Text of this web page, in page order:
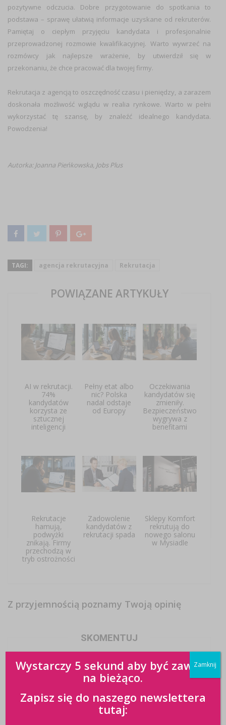
pozytywne odczucia. Dobre przygotowanie do spotkania to
podstawa – sprawę ułatwią informacje uzyskane od rekruterów.
Pamiętaj o ciepłym przyjęciu kandydata i profesjonalnie
przeprowadzonej rozmowie kwalifikacyjnej. Warto wywrzeć na
rozmówcy jak najlepsze wrażenie, by utwierdził się w
przekonaniu, że chce pracować dla twojej firmy.
Rekrutacja z agencją to oszczędność czasu i pieniędzy, a zarazem
doskonała możliwość wglądu w realia rynkowe. Warto w pełni
wykorzystać tę szansę, by znaleźć idealnego kandydata.
Powodzenia!
Autorka: Joanna Pieńkowska, Jobs Plus
TAGI: agencja rekrutacyjna Rekrutacja
POWIĄZANE ARTYKUŁY
AI w rekrutacji.
74%
kandydatów
korzysta ze
sztucznej
inteligencji
Pełny etat albo
nic? Polska
nadal odstaje
od Europy
Oczekiwania
kandydatów się
zmieniły.
Bezpieczeństwo
wygrywa z
benefitami
Rekrutacje
hamują,
podwyżki
znikają. Firmy
przechodzą w
tryb ostrożności
Zadowolenie
kandydatów z
rekrutacji spada
Sklepy Komfort
rekrutują do
nowego salonu
w Mysiadle
Z przyjemnością poznamy Twoją opinię
SKOMENTUJ
Wystarczy 5 sekund aby być zawsze
na bieżąco.
Zapisz się do naszego newslettera
tutaj:
Zamknij